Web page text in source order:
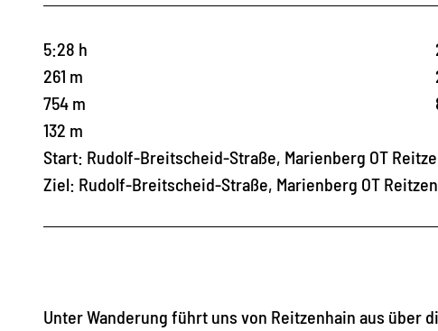
5:28 h
261 m
754 m
132 m
Start: Rudolf-Breitscheid-Straße, Marienberg OT
Ziel: Rudolf-Breitscheid-Straße, Marienberg OT
Unter Wanderung führt uns von Reitzenhain aus über